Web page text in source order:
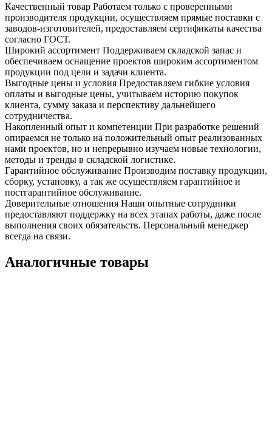
Качественный товар Работаем только с проверенными
производителя продукции, осуществляем прямые поставки с
заводов-изготовителей, предоставляем сертификаты качества
согласно ГОСТ.
Широкий ассортимент Поддерживаем складской запас и
обеспечиваем оснащение проектов широким ассортиментом
продукции под цели и задачи клиента.
Выгодные цены и условия Предоставляем гибкие условия
оплаты и выгодные цены, учитываем историю покупок
клиента, сумму заказа и перспективу дальнейшего
сотрудничества.
Накопленный опыт и компетенции При разработке решений
опираемся не только на положительный опыт реализованных
нами проектов, но и непрерывно изучаем новые технологии,
методы и тренды в складской логистике.
Гарантийное обслуживание Производим поставку продукции,
сборку, установку, а так же осуществляем гарантийное и
постгарантийное обслуживание.
Доверительные отношения Наши опытные сотрудники
предоставляют поддержку на всех этапах работы, даже после
выполнения своих обязательств. Персональный менеджер
всегда на связи.
Аналогичные товары